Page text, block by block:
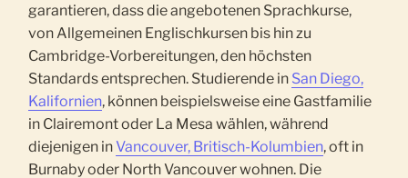
garantieren, dass die angebotenen Sprachkurse,
von Allgemeinen Englischkursen bis hin zu
Cambridge-Vorbereitungen, den höchsten
Standards entsprechen. Studierende in San Diego,
Kalifornien, können beispielsweise eine Gastfamilie
in Clairemont oder La Mesa wählen, während
diejenigen inVancouver, Britisch-Kolumbien, oft in
Burnaby oder North Vancouver wohnen. Die